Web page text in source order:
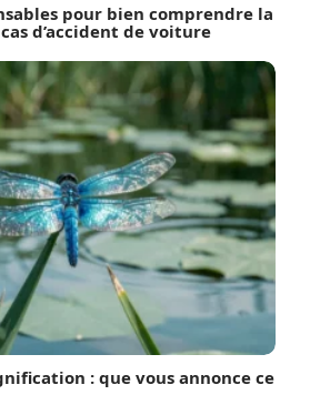
pour bien comprendre la
d’accident de voiture
: que vous annonce ce